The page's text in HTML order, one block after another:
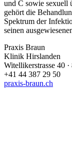
und C sowie sexuell
gehört die
Spektrum der
seinen
Praxis Braun
Klinik Hirslanden
Witellikerstrasse 40
+41 44 387 29 50
praxis-braun.ch